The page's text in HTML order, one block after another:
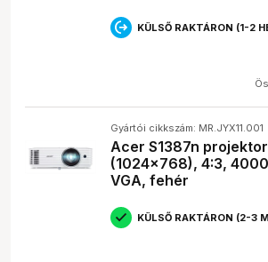
KÜLSŐ RAKTÁRON (1-2
Gyártói cikkszám: MR.JYX11.001
Acer S1387n projektor
(1024x768), 4:3,
VGA, fehér
KÜLSŐ RAKTÁRON (2-3